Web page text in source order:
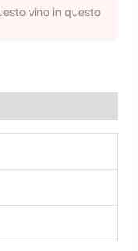
vino in questo